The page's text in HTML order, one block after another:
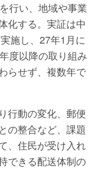
行い、地域や事業
化する。実証は中
施し、27年1月に
度以降の取り組み
らせず、複数年で
行動の変化、郵便
の整合など、課題
、住民が受け入れ
できる配送体制の